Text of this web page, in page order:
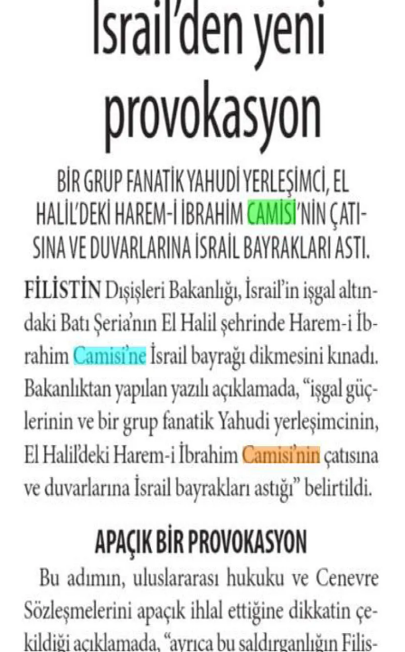
Gümüşhane Müftülüğü
Hatay Müftülüğü
Iğdır Müftülüğü
Isparta Müftülüğü
İstanbul Müftülüğü
İzmir Müftülüğü
Kahramanmaraş Müftülüğü
Karabük Müftülüğü
Karaman Müftülüğü
Kars Müftülüğü
Kastamonu Müftülüğü
Kayseri Müftülüğü
Kilis Müftülüğü